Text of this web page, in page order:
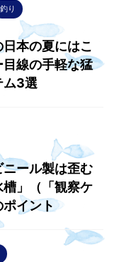
釣り
本の夏にはこ
線の手軽な猛
ム3選
ール製は歪む
」（「観察ケ
イント